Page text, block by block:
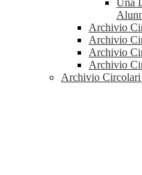
Una
Archivio
Archivio
Archivio
Archivio
Archivio Circolari